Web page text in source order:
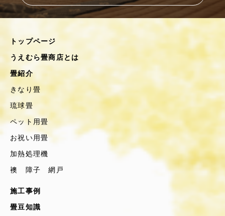
トップページ
うえむら畳商店とは
畳紹介
きなり畳
琉球畳
ペット用畳
お祝い用畳
加熱処理機
襖 障子 網戸
施工事例
畳豆知識